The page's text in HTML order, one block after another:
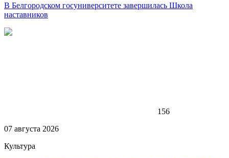
В Белгородском госуниверситете завершилась Школа
наставников
156
07 августа 2026
Культура